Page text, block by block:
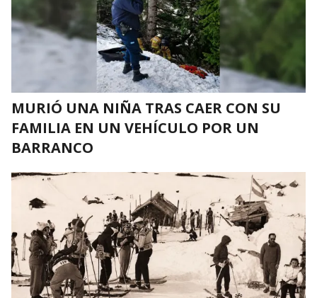
MURIÓ UNA NIÑA TRAS CAER CON SU
FAMILIA EN UN VEHÍCULO POR UN
BARRANCO